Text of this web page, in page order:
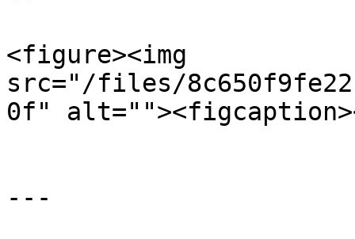
<figure><img
src="/files/
0f"
---